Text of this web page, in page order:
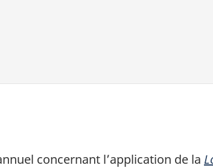
concernant l’application de la